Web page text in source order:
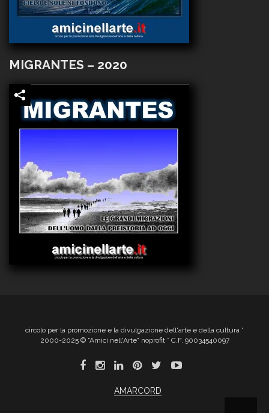
MIGRANTES – 2020
circolo per la promozione e la divulgazione dell'arte e della cultura *
2000-2025 © "Amici nell'Arte" noprofit * C.F. 90034540097
AMARCORD